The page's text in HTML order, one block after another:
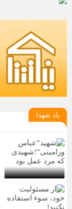
یاد شهدا